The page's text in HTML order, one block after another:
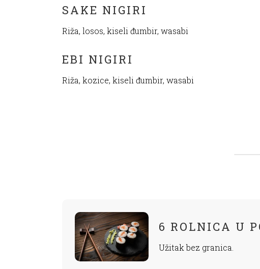
SAKE NIGIRI
Riža, losos, kiseli đumbir, wasabi
EBI NIGIRI
Riža, kozice, kiseli đumbir, wasabi
6 ROLNICA U
Užitak bez granica.